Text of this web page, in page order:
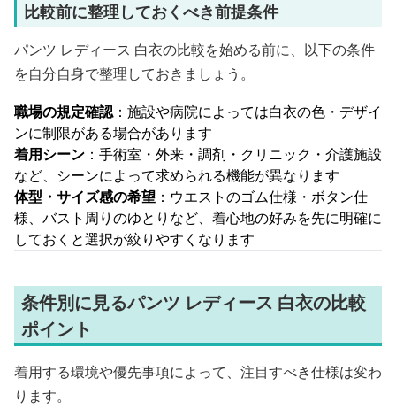
比較前に整理しておくべき前提条件
パンツ レディース 白衣の比較を始める前に、以下の条件
を自分自身で整理しておきましょう。
職場の規定確認：施設や病院によっては白衣の色・デザイ
ンに制限がある場合があります
着用シーン ：手術室・外来・調剤・クリニック・介護施設
など、シーンによって求められる機能が異なります
体型・サイズ感の希望 ：ウエストのゴム仕様・ボタン仕
様、バスト周りのゆとりなど、着心地の好みを先に明確に
しておくと選択が絞りやすくなります
条件別に見るパンツ レディース 白衣の比較
ポイント
着用する環境や優先事項によって、注目すべき仕様は変わ
ります。